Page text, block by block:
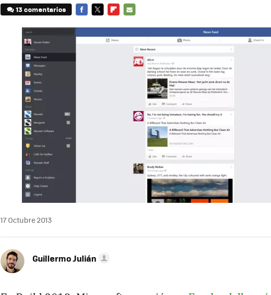
13 comentarios
17 Octubre 2013
Guillermo Julián